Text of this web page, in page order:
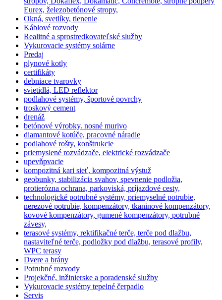
Eurex, železobetónové stropy,
Okná, svetlíky, tienenie
Káblové rozvody
Realitné a sprostredkovateľské služby
Vykurovacie systémy solárne
Predaj
plynové kotly
certifikáty
debniace tvarovky
svietidlá, LED reflektor
podlahové systémy, športové povrchy
troskový cement
drenáž
betónové výrobky. nosné murivo
diamantové kotúče, pracovné náradie
podlahové rošty, konštrukcie
priemyslené rozvádzače, elektrické rozvádzače
upevňpvacie
kompozitná kari sieť, kompozitná výstuž
geobunky, stabilizácia svahov, spevnenie podložia,
protierózna ochrana, parkoviská, príjazdové cesty,
technologické potrubné systémy, priemyselné potrubie,
nerezové potrubie, kompenzátory, tkaninové kompenzátory,
kovové kompenzátory, gumené kompenzátory, potrubné
závesy,
terasové systémy, rektifikačné terče, terče pod dlažbu,
nastaviteľné terče, podložky pod dlažbu, terasové profily,
WPC terasy
Dvere a brány
Potrubné rozvody
Projekčné, inžinierske a poradenské služby
Vykurovacie systémy tepelné čerpadlo
Servis